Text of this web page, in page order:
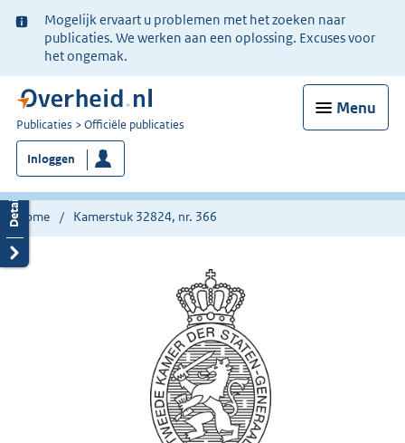
Ter
informatie:
Mogelijk ervaart u problemen met het zoeken naar
publicaties. We werken aan een oplossing. Excuses voor
het ongemak.
Menu
U
bent
nu
hier:
Publicaties Officiële publicaties
Inloggen
Home Kamerstuk 32824, nr. 366